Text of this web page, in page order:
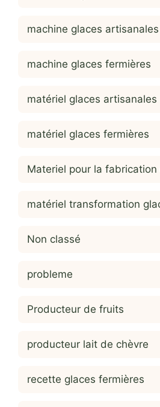
machine glaces artisanales
machine glaces fermières
matériel glaces artisanales
matériel glaces fermières
Materiel pour la fabrication
matériel transformation
Non classé
probleme
Producteur de fruits
producteur lait de chèvre
recette glaces fermières